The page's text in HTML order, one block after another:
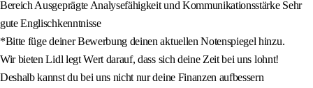
Bereich Ausgeprägte Analysefähigkeit und Kommunikationsstärke Sehr
gute Englischkenntnisse
*Bitte füge deiner Bewerbung deinen aktuellen Notenspiegel hinzu.
Wir bieten Lidl legt Wert darauf, dass sich deine Zeit bei uns lohnt!
Deshalb kannst du bei uns nicht nur deine Finanzen aufbessern